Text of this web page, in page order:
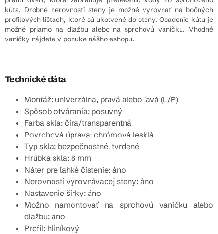
kúta. Drobné nerovnosti steny je možné vyrovnať na bočných
profilových lištách, ktoré sú ukotvené do steny. Osadenie kútu je
možné priamo na dlažbu alebo na sprchovú vaničku. Vhodné
vaničky nájdete v ponuke nášho eshopu.
Technické dáta
Montáž: univerzálna, pravá alebo ľavá (L/P)
Spôsob otvárania: posuvný
Farba skla: číra/transparentná
Povrchová úprava: chrómová lesklá
Typ skla: bezpečnostné, tvrdené
Hrúbka skla: 8 mm
Náter pre ľahké čistenie: áno
Nerovnosti vyrovnávacej steny: áno
Nastavenie šírky: áno
Možno namontovať na sprchovú vaničku alebo
dlažbu: áno
Profil: hliníkový